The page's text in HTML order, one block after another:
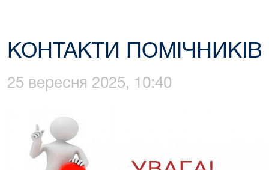
КОНТАКТИ ПОМІЧНИКІВ
25 вересня 2025, 10:40